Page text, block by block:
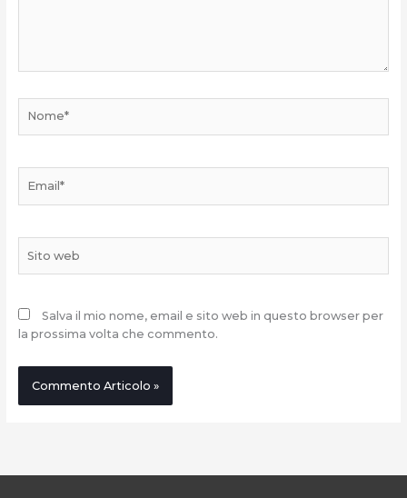
web
Salva il mio nome, email e sito web in questo browser per
la prossima volta che commento.